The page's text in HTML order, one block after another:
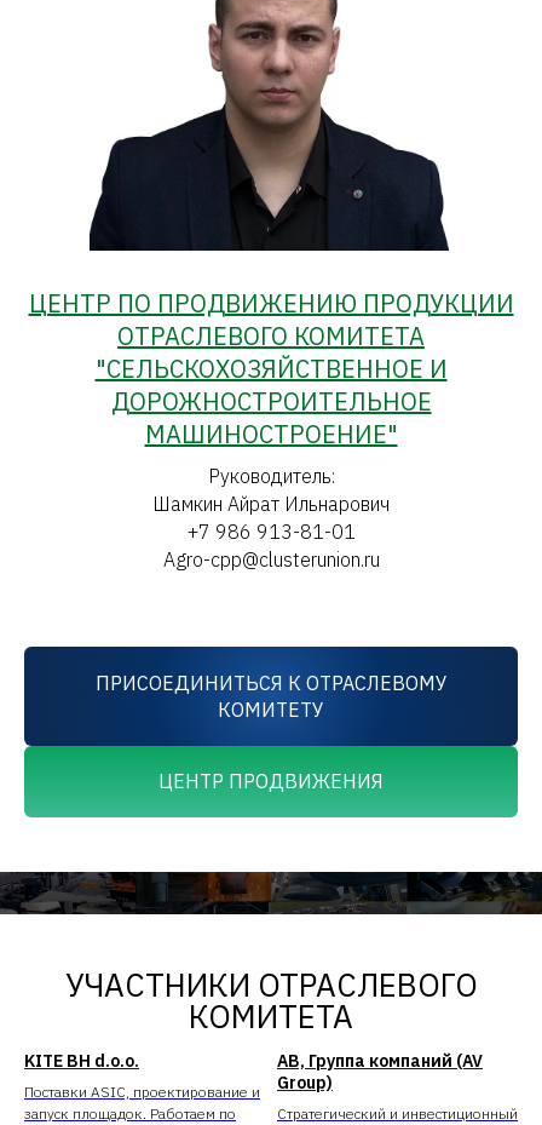
ЦЕНТР ПО ПРОДВИЖЕНИЮ ПРОДУКЦИИ
ОТРАСЛЕВОГО КОМИТЕТА
"СЕЛЬСКОХОЗЯЙСТВЕННОЕ И
ДОРОЖНОСТРОИТЕЛЬНОЕ
МАШИНОСТРОЕНИЕ"
Руководитель:
Шамкин Айрат Ильнарович
+7 986 913-81-01
Agro-cpp@clusterunion.ru
ПРИСОЕДИНИТЬСЯ К ОТРАСЛЕВОМУ
КОМИТЕТУ
ЦЕНТР ПРОДВИЖЕНИЯ
УЧАСТНИКИ ОТРАСЛЕВОГО
КОМИТЕТА
KITE BH d.o.o.
Поставки ASIC, проектирование и
запуск площадок. Работаем по
АВ, Группа компаний (AV
Group)
Cтратегический и инвестиционный